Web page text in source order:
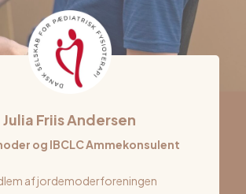
Julia Friis Andersen
og IBCLC Ammekonsulent
af jordemoderforeningen